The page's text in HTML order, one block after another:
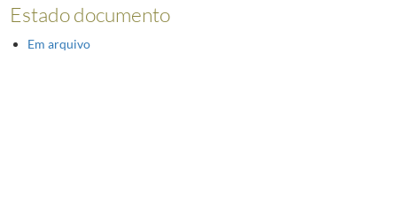
Estado documento
Em arquivo